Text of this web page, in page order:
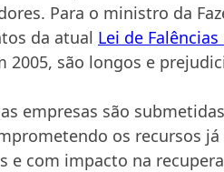
Para o ministro da
da atual Lei de
2005, são longos e
empresas são
os recursos
e com impacto na